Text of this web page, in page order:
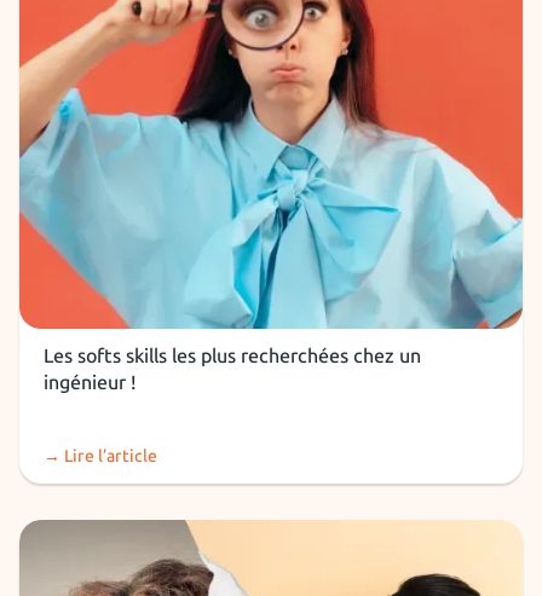
Soft Skills
Les softs skills les plus recherchées chez un
ingénieur !
→ Lire l’article